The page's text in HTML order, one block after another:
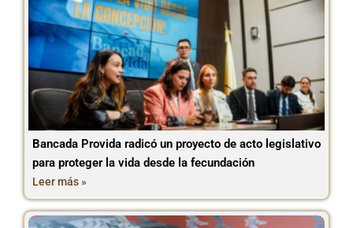
Bancada Provida radicó un proyecto de acto legislativo
para proteger la vida desde la fecundación
Leer más »